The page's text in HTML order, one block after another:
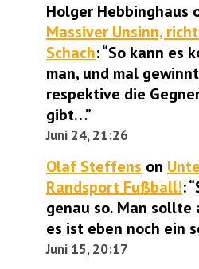
Holger Hebbinghaus
Massiver Unsinn,
Schach: “So kann es
man, und mal
respektive die
gibt…”
Juni 24, 21:26
Olaf Steffens on
Randsport Fußball!: “
genau so. Man sollte
es ist eben noch ein
Juni 15, 20:17